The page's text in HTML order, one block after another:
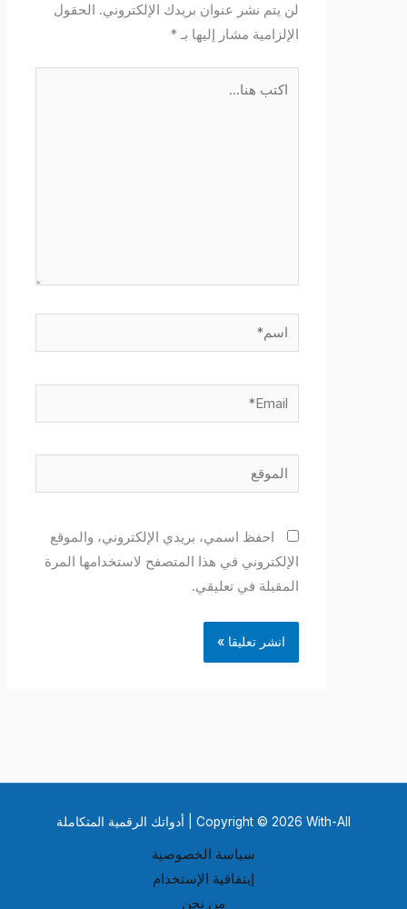
لن يتم نشر عنوان بريدك الإلكتروني. الحقول
الإلزامية مشار إليها بـ*
احفظ اسمي، بريدي الإلكتروني، والموقع
الإلكتروني في هذا المتصفح لاستخدامها المرة
المقبلة في تعليقي.
Copyright © 2026 With-All | أدواتك الرقمية المتكاملة
سياسة الخصوصية
إيتفاقية الإستخدام
من نحن